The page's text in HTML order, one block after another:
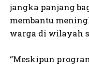
jangka panjang
membantu
warga di wilayah
“Meskipun